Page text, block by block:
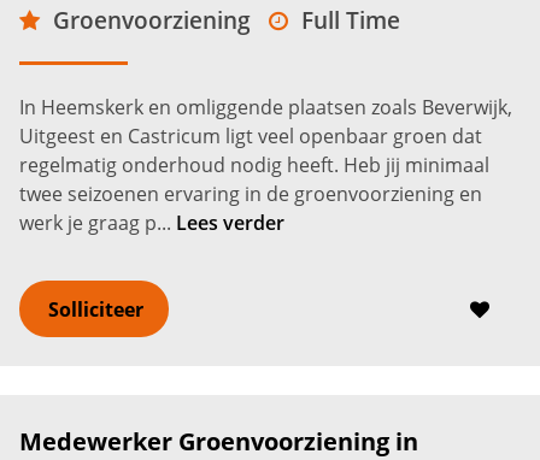
Groenvoorziening
Full Time
MBO
In Heemskerk en omliggende plaatsen zoals Beverwijk,
Uitgeest en Castricum ligt veel openbaar groen dat
regelmatig onderhoud nodig heeft. Heb jij minimaal
twee seizoenen ervaring in de groenvoorziening en
werk je graag p... Lees verder
Solliciteer
Medewerker Groenvoorziening in